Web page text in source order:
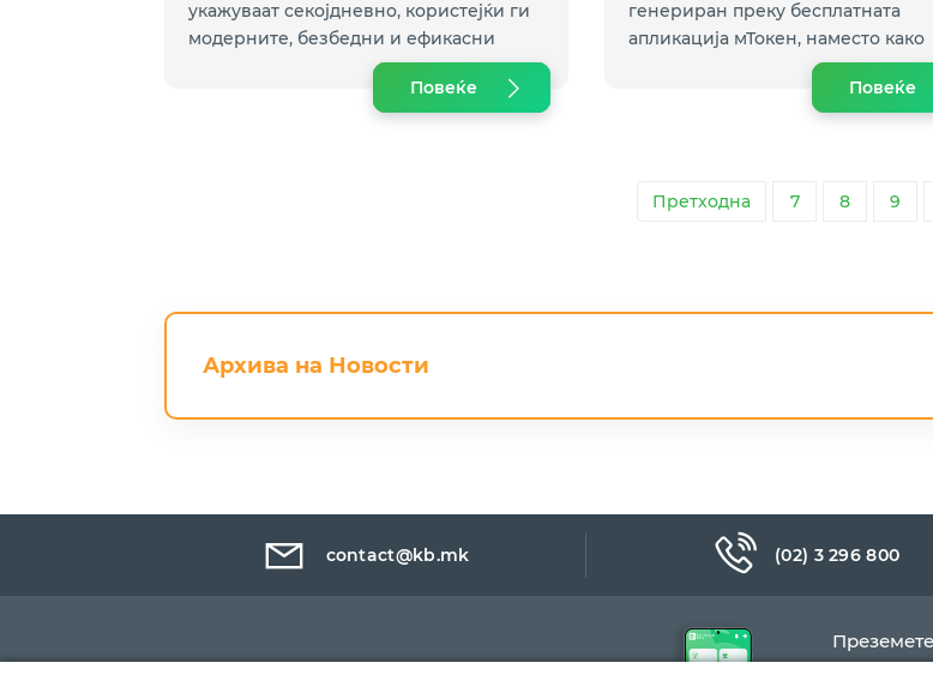
укажуваат секојдневно, користејќи ги
модерните, безбедни и ефикасни
платежни решенија на Банката.
Повеќе
генериран преку бесплатната
апликација мТокен, наместо како
Повеќе
Претходна 7 8 9
Архива на Новости
contact@kb.mk (02) 3 296 800